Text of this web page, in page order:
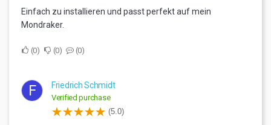
Einfach zu installieren und passt perfekt auf mein
Mondraker.
0 0 0
F Friedrich Schmidt
Verified purchase
(5.0)